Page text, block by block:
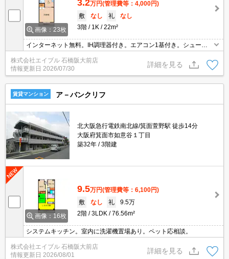
画像：23枚
3.2万円(管理費等：4,000円)
敷
なし 礼
なし
3階
1K 22m²
インターネット無料。IH調理器付き。エアコン1基付き。シューズ
000円。駅まで徒歩10分圏内!。学生さんにオススメ。
株式会社エイブル 石橋阪大前店
情報更新日 2026/07/30
詳細を見る
賃貸マンション ア－バンクリフ
北大阪急行電鉄南北線/箕面萱野駅 徒歩14分
大阪府箕面市如意谷１丁目
築32年
3階建
画像：16枚
9.5万円(管理費等：6,100円)
敷
なし 礼
9.5万
2階
3LDK 76.56m²
システムキッチン。室内に洗濯機置場あり。ペット応相談。
株式会社エイブル 石橋阪大前店
情報更新日 2026/08/01
詳細を見る